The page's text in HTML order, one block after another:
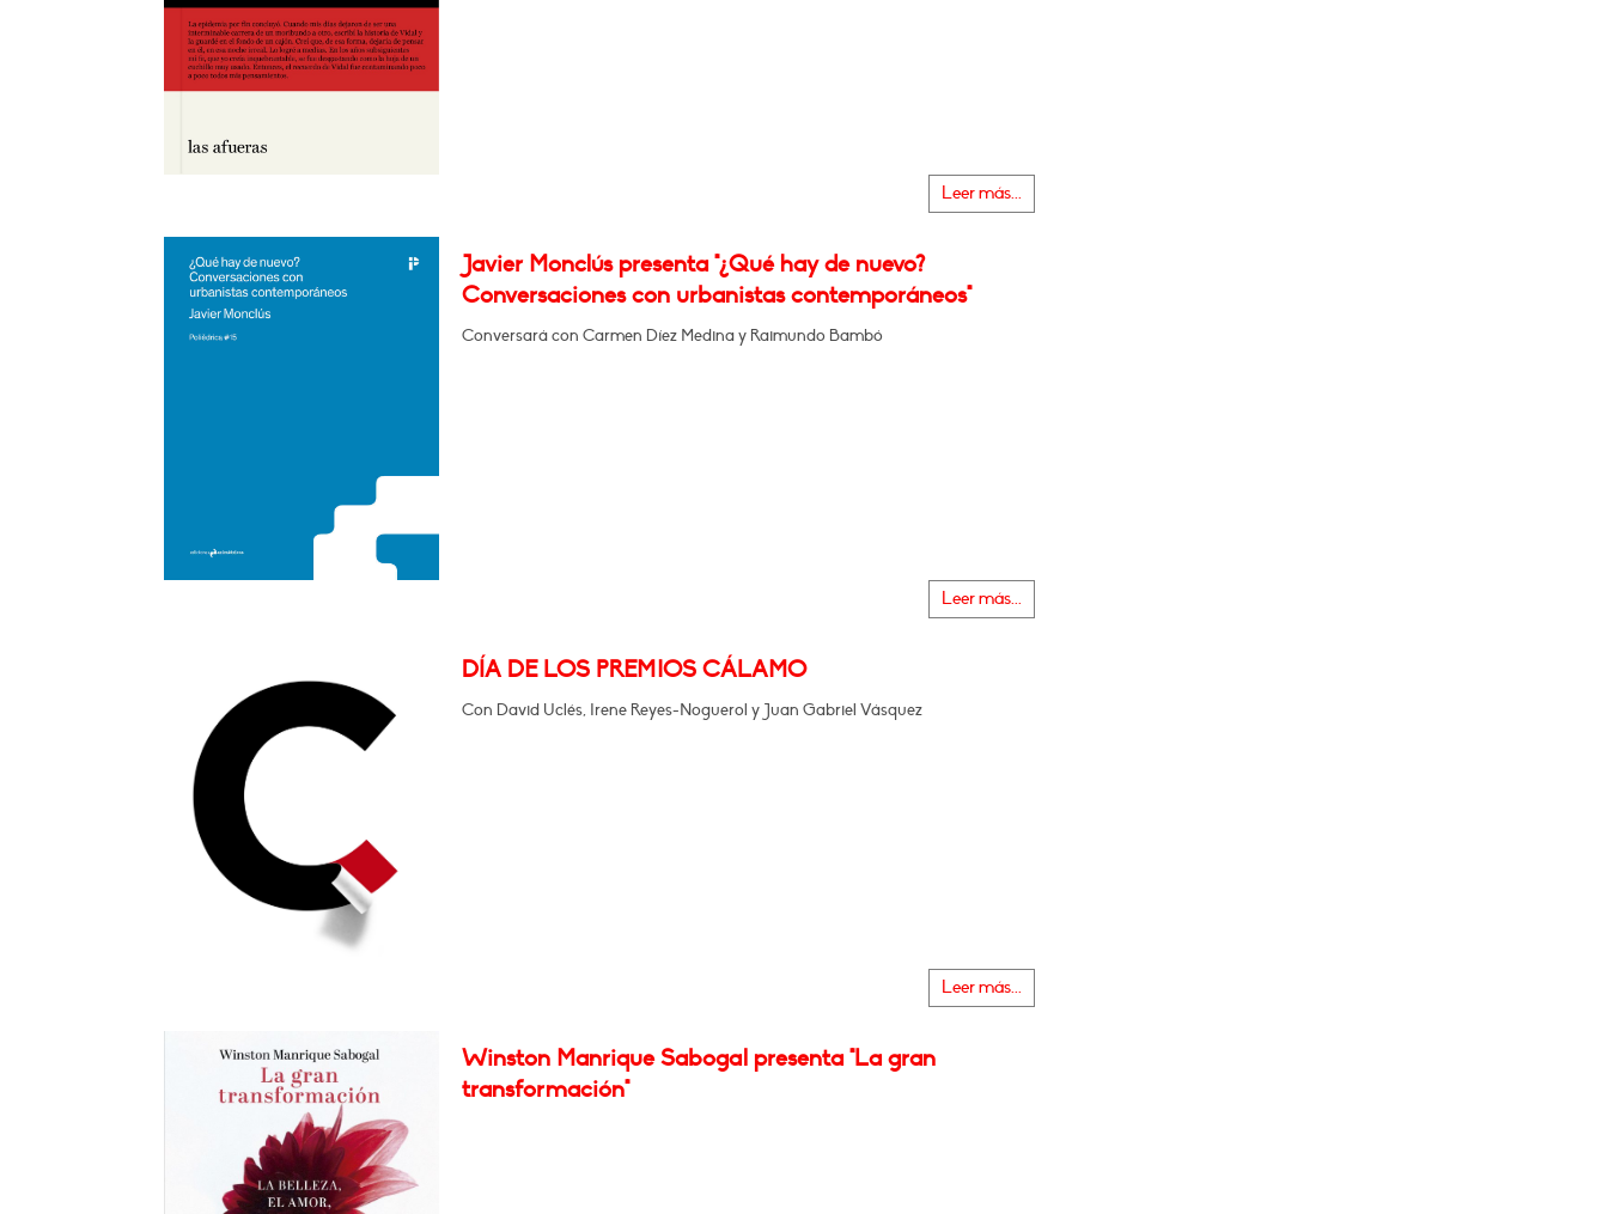
Leer más...
Javier Monclús presenta "¿Qué hay de nuevo?
Conversaciones con urbanistas contemporáneos"
Conversará con Carmen Díez Medina y Raimundo Bambó
Leer más...
DÍA DE LOS PREMIOS CÁLAMO
Con David Uclés, Irene Reyes-Noguerol y Juan Gabriel Vásquez
Leer más...
Winston Manrique Sabogal presenta "La gran
transformación"